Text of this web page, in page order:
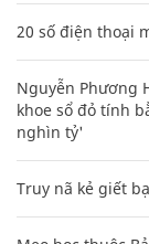
20 số điện thoại
Nguyễn Phương
khoe sổ đỏ tính
nghìn tỷ'
Truy nã kẻ giết